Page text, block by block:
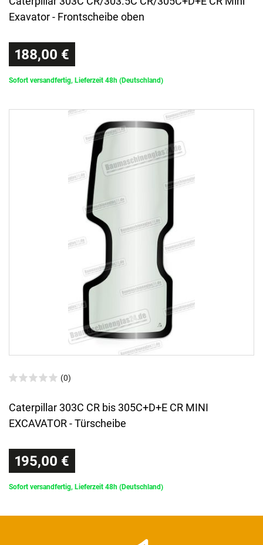
Exavator - Frontscheibe oben
188,00 €
Sofort versandfertig, Lieferzeit 48h (Deutschland)
(0)
Caterpillar 303C CR bis 305C+D+E CR MINI
EXCAVATOR - Türscheibe
195,00 €
Sofort versandfertig, Lieferzeit 48h (Deutschland)